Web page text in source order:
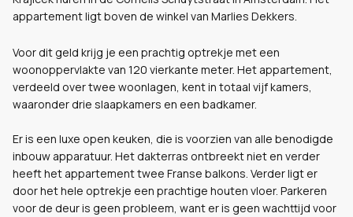
appartement ligt boven de winkel van Marlies Dekkers.
Voor dit geld krijg je een prachtig optrekje met een
woonoppervlakte van 120 vierkante meter. Het appartement,
verdeeld over twee woonlagen, kent in totaal vijf kamers,
waaronder drie slaapkamers en een badkamer.
Er is een luxe open keuken, die is voorzien van alle benodigde
inbouw apparatuur. Het dakterras ontbreekt niet en verder
heeft het appartement twee Franse balkons. Verder ligt er
door het hele optrekje een prachtige houten vloer. Parkeren
voor de deur is geen probleem, want er is geen wachttijd voor